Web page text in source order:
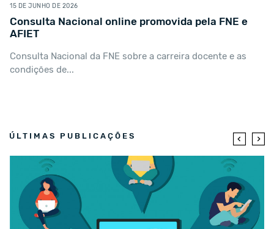
15 DE JUNHO DE 2026
Consulta Nacional online promovida pela FNE e
AFIET
Consulta Nacional da FNE sobre a carreira docente e as
condições de...
ÚLTIMAS PUBLICAÇÕES